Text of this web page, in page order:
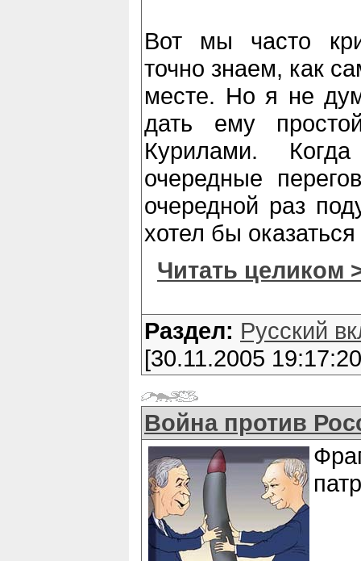
Вот мы часто
точно знаем, как
месте. Но я не
дать ему
Курилами.
очередные
очередной раз
хотел бы
Читать целиком
Раздел: Русский
[30.11.2005
Война против